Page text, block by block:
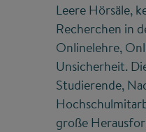
Leere Hörsäle,
Recherchen in
Onlinelehre,
Unsicherheit.
Studierende,
große